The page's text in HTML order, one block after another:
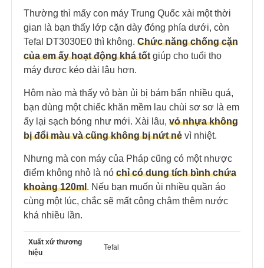
Thường thì mấy con máy Trung Quốc xài một thời
gian là bạn thấy lớp cặn dày đóng phía dưới, còn
Tefal DT3030E0 thì không. Chức năng chống cặn
của em ấy hoạt động khá tốt giúp cho tuổi thọ
máy được kéo dài lâu hơn.
Hôm nào mà thấy vỏ bàn ủi bị bám bẩn nhiều quá,
bạn dùng một chiếc khăn mềm lau chùi sơ sơ là em
ấy lại sạch bóng như mới. Xài lâu, vỏ nhựa không
bị đổi màu và cũng không bị nứt nẻ vì nhiệt.
Nhưng mà con máy của Pháp cũng có một nhược
điểm không nhỏ là nó chỉ có dung tích bình chứa
khoảng 120ml. Nếu bạn muốn ủi nhiều quần áo
cùng một lúc, chắc sẽ mất công châm thêm nước
khá nhiều lần.
Xuất xứ thương
hiệu
Tefal